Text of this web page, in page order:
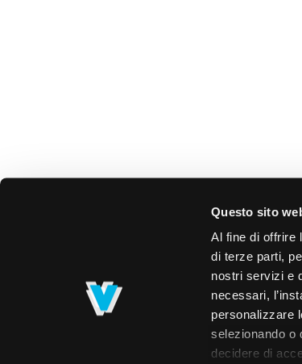
Questo sito
Al fine di offrire
di terze parti,
nostri servizi e
necessari,
personalizzare
selezionando o
decidere di